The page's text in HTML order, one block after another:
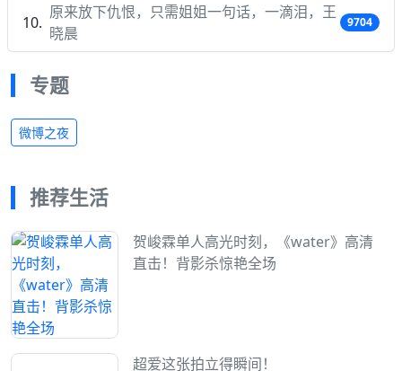
原来放下仇恨，只需姐姐一句话，一滴泪，王
晓晨
9704
专题
微博之夜
推荐生活
贺峻霖单人高光时刻，《water》高清
直击！背影杀惊艳全场
超爱这张拍立得瞬间！